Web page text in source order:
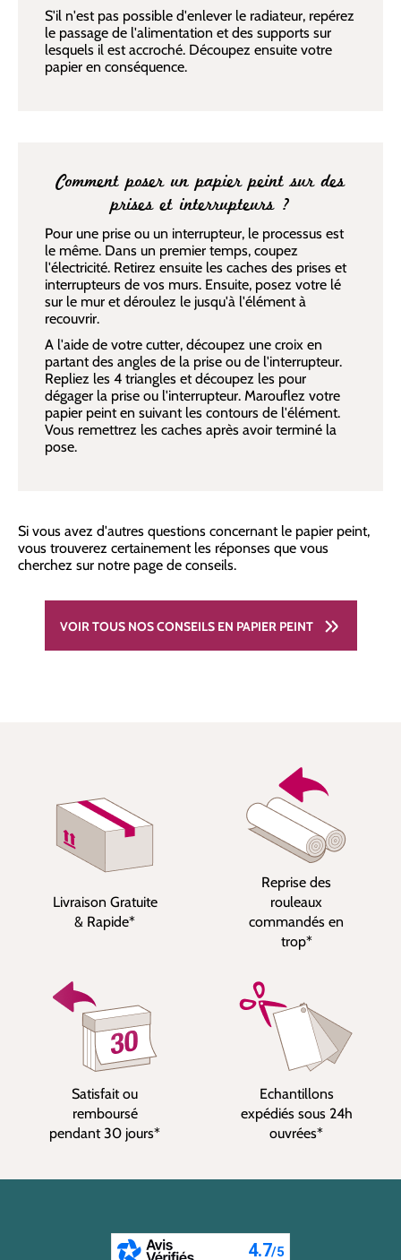
S'il n'est pas possible d'enlever le radiateur, repérez
le passage de l'alimentation et des supports sur
lesquels il est accroché. Découpez ensuite votre
papier en conséquence.
Comment poser un papier peint sur des
prises et interrupteurs ?
Pour une prise ou un interrupteur, le processus est
le même. Dans un premier temps, coupez
l'électricité. Retirez ensuite les caches des prises et
interrupteurs de vos murs. Ensuite, posez votre lé
sur le mur et déroulez le jusqu'à l'élément à
recouvrir.
A l'aide de votre cutter, découpez une croix en
partant des angles de la prise ou de l'interrupteur.
Repliez les 4 triangles et découpez les pour
dégager la prise ou l'interrupteur. Marouflez votre
papier peint en suivant les contours de l'élément.
Vous remettrez les caches après avoir terminé la
pose.
Si vous avez d'autres questions concernant le papier peint,
vous trouverez certainement les réponses que vous
cherchez sur notre page de conseils.
VOIR TOUS NOS CONSEILS EN PAPIER PEINT
Livraison Gratuite
& Rapide*
Reprise des
rouleaux
commandés en
trop*
Satisfait ou
remboursé
pendant 30 jours*
Echantillons
expédiés sous 24h
ouvrées*